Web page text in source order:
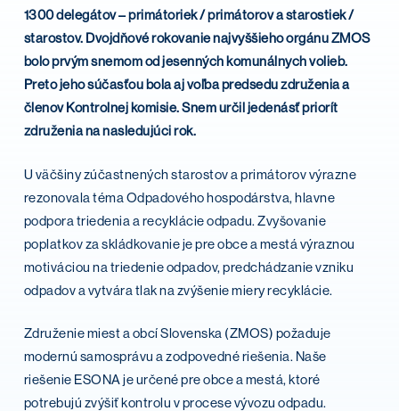
1300 delegátov – primátoriek / primátorov a starostiek /
starostov. Dvojdňové rokovanie najvyššieho orgánu ZMOS
bolo prvým snemom od jesenných komunálnych volieb.
Preto jeho súčasťou bola aj voľba predsedu združenia a
členov Kontrolnej komisie. Snem určil jedenásť priorít
združenia na nasledujúci rok.
U väčšiny zúčastnených starostov a primátorov výrazne
rezonovala téma Odpadového hospodárstva, hlavne
podpora triedenia a recyklácie odpadu. Zvyšovanie
poplatkov za skládkovanie je pre obce a mestá výraznou
motiváciou na triedenie odpadov, predchádzanie vzniku
odpadov a vytvára tlak na zvýšenie miery recyklácie.
Združenie miest a obcí Slovenska (ZMOS) požaduje
modernú samosprávu a zodpovedné riešenia. Naše
riešenie ESONA je určené pre obce a mestá, ktoré
potrebujú zvýšiť kontrolu v procese vývozu odpadu.